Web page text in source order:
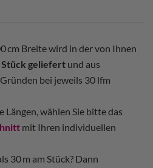
cm Breite wird in der von Ihnen
Stück geliefert und aus
bei jeweils 30 lfm
Längen, wählen Sie bitte das
mit Ihren individuellen
30 m am Stück? Dann